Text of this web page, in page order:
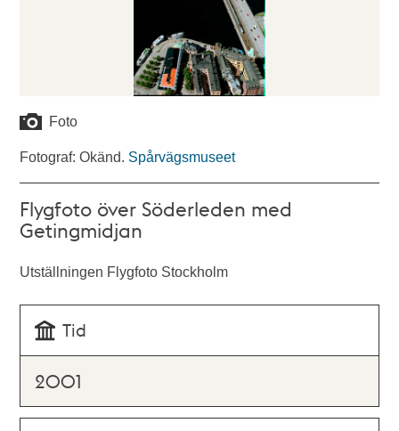
Foto
Fotograf: Okänd. Spårvägsmuseet
Flygfoto över Söderleden med
Getingmidjan
Utställningen Flygfoto Stockholm
Tid
2001